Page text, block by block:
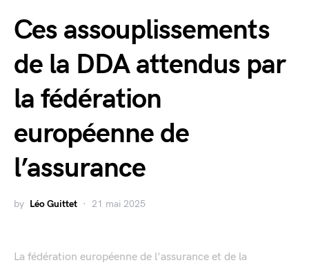
Ces assouplissements
de la DDA attendus par
la fédération
européenne de
l’assurance
by Léo Guittet 21 mai 2025
La fédération européenne de l'assurance et de la